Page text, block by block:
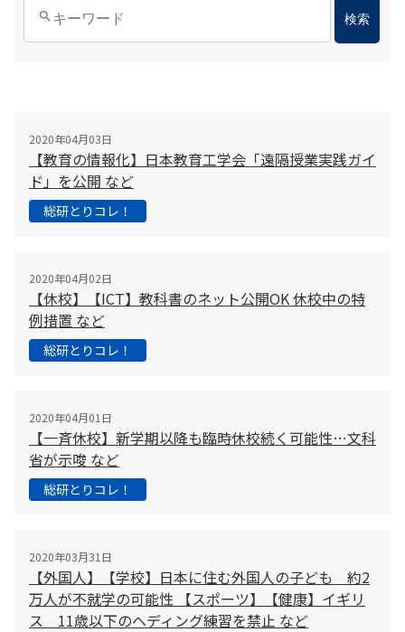
検索
2020年04月03日
【教育の情報化】日本教育工学会「遠隔授業実践ガイ
ド」を公開 など
総研とりコレ！
2020年04月02日
【休校】【ICT】教科書のネット公開OK 休校中の特
例措置 など
総研とりコレ！
2020年04月01日
【一斉休校】新学期以降も臨時休校続く可能性…文科
省が示唆 など
総研とりコレ！
2020年03月31日
【外国人】【学校】日本に住む外国人の子ども 約2
万人が不就学の可能性 【スポーツ】【健康】イギリ
ス 11歳以下のヘディング練習を禁止 など